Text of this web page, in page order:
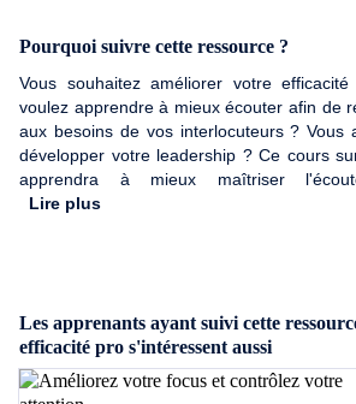
Pourquoi suivre cette ressource ?
Vous souhaitez améliorer votre
voulez apprendre à mieux écouter afin de
aux besoins de vos interlocuteurs ? Vous
développer votre leadership ? Ce cours
apprendra à mieux maîtriser
communication, l'influence et le leadership
Lire plus
Les apprenants ayant suivi cette
efficacité pro s'intéressent aussi